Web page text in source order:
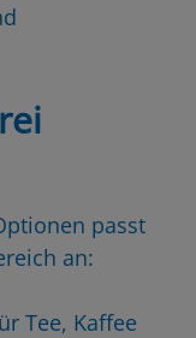
passt
an:
Tee, Kaffee